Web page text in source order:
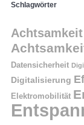
Schlagwörter
Achtsamkeit
Datensicherheit
Digitalisierung
Elektromobilität